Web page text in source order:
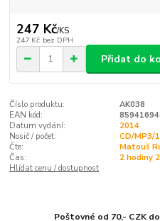
247 Kč/KS
247 Kč bez DPH
Přidat do
Číslo produktu:
AK038
EAN kód:
Datum vydání:
2014
Nosič / počet:
CD/MP3/1
Čte:
Matouš
Čas:
2 hodiny
Hlídat cenu / dostupnost
Poštovné od 70,- CZK